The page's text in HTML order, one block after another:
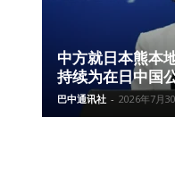
中方就日本熊本
持续为在日中国
巴中通讯社 - 2026年7月